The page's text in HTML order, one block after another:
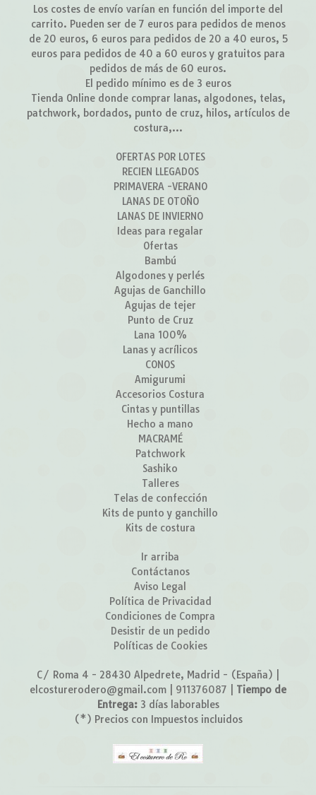
Los costes de envío varían en función del importe del
carrito. Pueden ser de 7 euros para pedidos de menos
de 20 euros, 6 euros para pedidos de 20 a 40 euros, 5
euros para pedidos de 40 a 60 euros y gratuitos para
pedidos de más de 60 euros.
El pedido mínimo es de 3 euros
Tienda Online donde comprar lanas, algodones, telas,
patchwork, bordados, punto de cruz, hilos, artículos de
costura,...
OFERTAS POR LOTES
RECIEN LLEGADOS
PRIMAVERA -VERANO
LANAS DE OTOÑO
LANAS DE INVIERNO
Ideas para regalar
Ofertas
Bambú
Algodones y perlés
Agujas de Ganchillo
Agujas de tejer
Punto de Cruz
Lana 100%
Lanas y acrílicos
CONOS
Amigurumi
Accesorios Costura
Cintas y puntillas
Hecho a mano
MACRAMÉ
Patchwork
Sashiko
Talleres
Telas de confección
Kits de punto y ganchillo
Kits de costura
Ir arriba
Contáctanos
Aviso Legal
Política de Privacidad
Condiciones de Compra
Desistir de un pedido
Políticas de Cookies
C/ Roma 4 - 28430 Alpedrete, Madrid - (España) |
elcosturerodero@gmail.com | 911376087
Tiempo de
Entrega: 3 días laborables
(*) Precios con Impuestos incluidos